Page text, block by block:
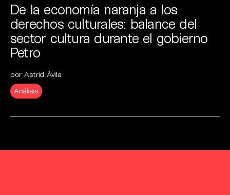
De la economía naranja a los
derechos culturales: balance del
sector cultura durante el gobierno
Petro
por Astrid Ávila
Análisis